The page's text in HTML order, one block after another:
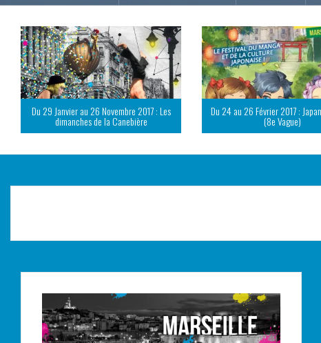
Du 29 Janvier au 26 Novembre 2017 : Les
dimanches de la Canebière
Du 24 au 26 Février 2017 :
(8e Vague)